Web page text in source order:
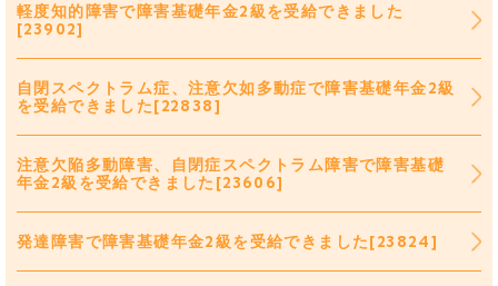
軽度知的障害で障害基礎年金2級を受給できました
[23902]
自閉スペクトラム症、注意欠如多動症で障害基礎年金2級
を受給できました[22838]
注意欠陥多動障害、自閉症スペクトラム障害で障害基礎
年金2級を受給できました[23606]
発達障害で障害基礎年金2級を受給できました[23824]